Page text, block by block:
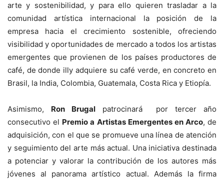
arte y sostenibilidad, y para ello quieren trasladar a la
comunidad artística internacional la posición de la
empresa hacia el crecimiento sostenible, ofreciendo
visibilidad y oportunidades de mercado a todos los artistas
emergentes que provienen de los países productores de
café, de donde illy adquiere su café verde, en concreto en
Brasil, la India, Colombia, Guatemala, Costa Rica y Etiopía.
Asimismo, Ron Brugalpatrocinará por tercer año
consecutivo el Premio a Artistas Emergentes en Arco, de
adquisición, con el que se promueve una línea de atención
y seguimiento del arte más actual. Una iniciativa destinada
a potenciar y valorar la contribución de los autores más
jóvenes al panorama artístico actual. Además la firma